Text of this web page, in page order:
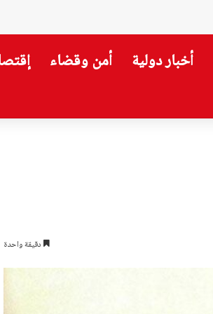
أخبار دولية أمن وقضاء
دقيقة واحدة